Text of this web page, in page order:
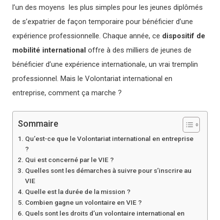
l’un des moyens les plus simples pour les jeunes diplômés
de s’expatrier de façon temporaire pour bénéficier d’une
expérience professionnelle. Chaque année, ce dispositif de
mobilité international offre à des milliers de jeunes de
bénéficier d’une expérience internationale, un vrai tremplin
professionnel. Mais le Volontariat international en
entreprise, comment ça marche ?
Sommaire
Qu’est-ce que le Volontariat international en entreprise
?
Qui est concerné par le VIE ?
Quelles sont les démarches à suivre pour s’inscrire au
VIE
Quelle est la durée de la mission ?
Combien gagne un volontaire en VIE ?
Quels sont les droits d’un volontaire international en